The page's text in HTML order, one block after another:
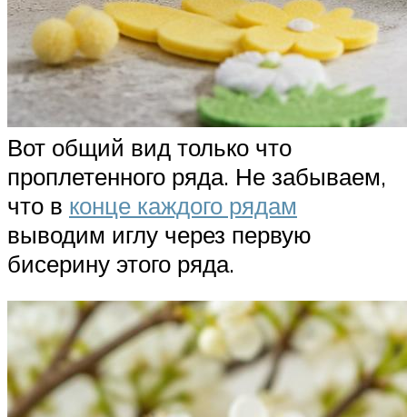
Вот общий вид только что
проплетенного ряда. Не забываем,
что в конце каждого рядам
выводим иглу через первую
бисерину этого ряда.